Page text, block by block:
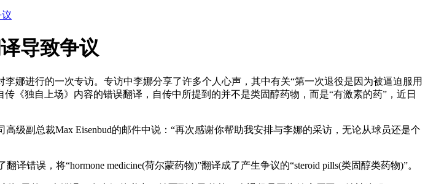
导致争议
娜进行的一次专访。专访中李娜分享了许多个人心声，其中有关“第一次退役是因为被逼迫服用
《独自上场》内容的错误翻译，自传中所提到的并不是类固醇药物，而是“有激素的药”，近日
级副总裁Max Eisenbud的邮件中说：“再次感谢你帮助我安排与李娜的采访，无论从球员还是个
错误，将“hormone medicine(荷尔蒙药物)”翻译成了产生争议的“steroid pills(类固醇类药物)”。